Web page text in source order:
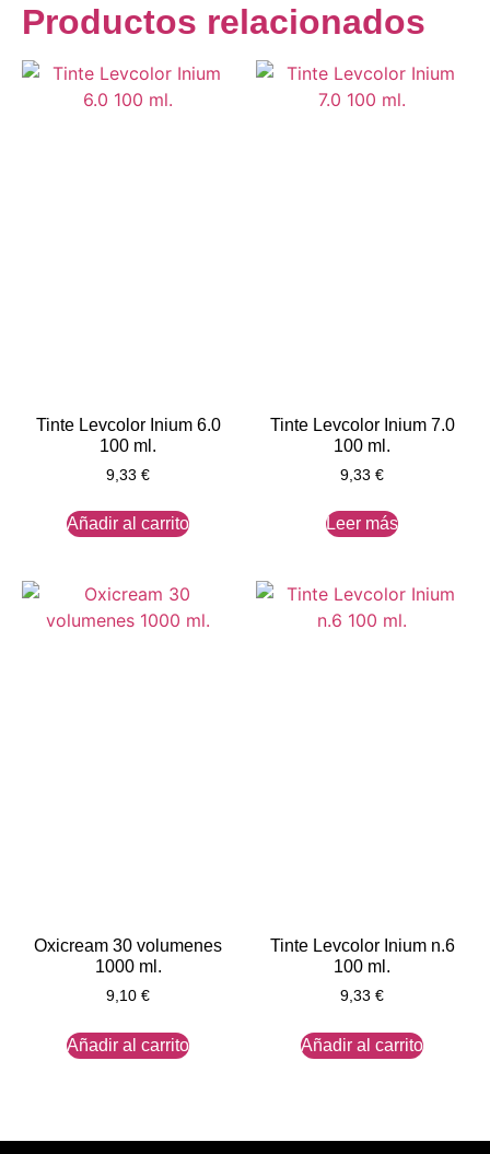
Productos relacionados
Tinte Levcolor Inium 6.0
100 ml.
9,33 €
Añadir al carrito
Tinte Levcolor Inium 7.0
100 ml.
9,33 €
Leer más
Oxicream 30 volumenes
1000 ml.
9,10 €
Añadir al carrito
Tinte Levcolor Inium n.6
100 ml.
9,33 €
Añadir al carrito